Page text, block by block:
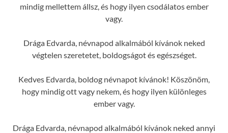
mindig mellettem állsz, és hogy ilyen csodálatos ember
vagy.
Drága Edvarda, névnapod alkalmából kívánok neked
végtelen szeretetet, boldogságot és egészséget.
Kedves Edvarda, boldog névnapot kívánok! Köszönöm,
hogy mindig ott vagy nekem, és hogy ilyen különleges
ember vagy.
Drága Edvarda, névnapod alkalmából kívánok neked annyi